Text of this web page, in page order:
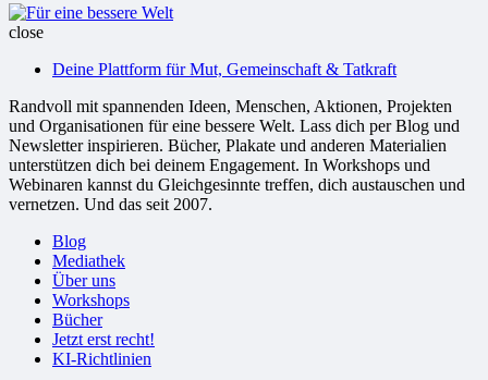
Für
Welt
close
Deine Plattform für Mut, Gemeinschaft & Tatkraft
Randvoll mit spannenden Ideen, Menschen, Aktionen, Projekten
und Organisationen für eine bessere Welt. Lass dich per Blog und
Newsletter inspirieren. Bücher, Plakate und anderen Materialien
unterstützen dich bei deinem Engagement. In Workshops und
Webinaren kannst du Gleichgesinnte treffen, dich austauschen und
vernetzen. Und das seit 2007.
Blog
Mediathek
Über uns
Workshops
Bücher
Jetzt erst recht!
KI-Richtlinien